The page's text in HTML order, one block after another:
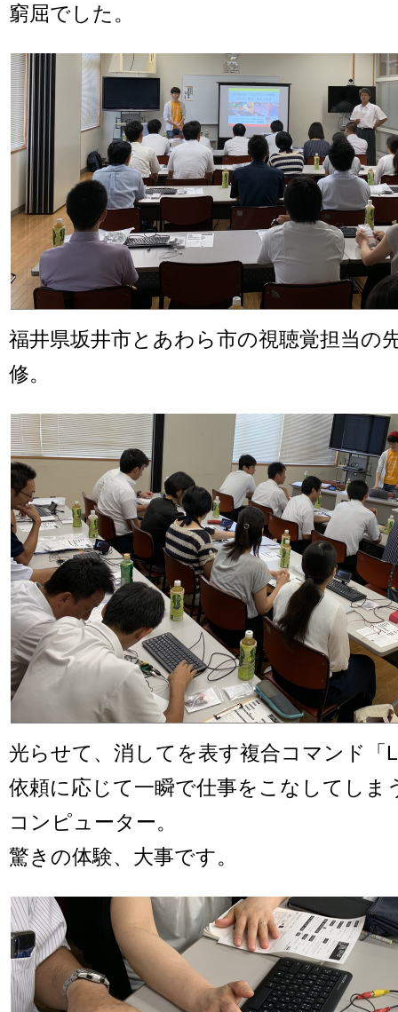
窮屈でした。
福井県坂井市とあわら市の視聴覚担当の
修。
光らせて、消してを表す複合コマンド「
依頼に応じて一瞬で仕事をこなしてしま
コンピューター。
驚きの体験、大事です。